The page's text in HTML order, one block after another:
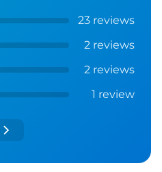
23 reviews
2 reviews
2 reviews
1 review